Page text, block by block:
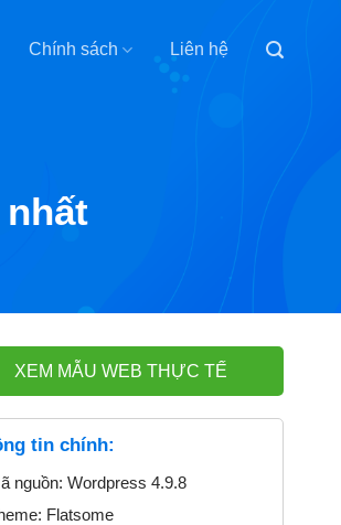
Chính sách Liên hệ
nhất
XEM MẪU WEB THỰC TẾ
tin chính:
nguồn: Wordpress 4.9.8
Flatsome